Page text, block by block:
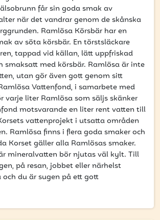
får sin goda smak av
när det vandrar genom de skånska
Ramlösa Körsbär har en
av söta körsbär. En törstsläckare
tappad vid källan, lätt uppfriskad
smaksatt med körsbär. Ramlösa är inte
utan gör även gott genom sitt
Vattenfond, i samarbete med
varje liter Ramlösa som säljs skänker
motsvarande en liter rent vatten till
vattenprojekt i utsatta områden
Ramlösa finns i flera goda smaker och
Korset gäller alla Ramlösas smaker.
mineralvatten bör njutas väl kylt. Till
på resan, jobbet eller närhelst
du är sugen på ett gott